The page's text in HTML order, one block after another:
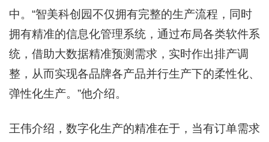
中。“智美科创园不仅拥有完整的生产流程，同时
拥有精准的信息化管理系统，通过布局各类软件系
统，借助大数据精准预测需求，实时作出排产调
整，从而实现各品牌各产品并行生产下的柔性化、
弹性化生产。”他介绍。
王伟介绍， 数字化生产的精准在于，当有订单需求